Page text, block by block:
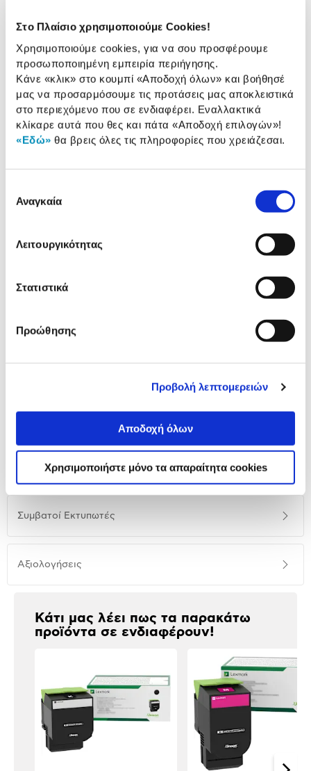
Στο Πλαίσιο χρησιμοποιούμε Cookies!
Χρησιμοποιούμε cookies, για να σου προσφέρουμε
προσωποποιημένη εμπειρία περιήγησης.
Κάνε «κλικ» στο κουμπί «Αποδοχή όλων» και βοήθησέ
μας να προσαρμόσουμε τις προτάσεις μας αποκλειστικά
στο περιεχόμενο που σε ενδιαφέρει. Εναλλακτικά
κλίκαρε αυτά που θες και πάτα «Αποδοχή επιλογών»!
«Εδώ» θα βρεις όλες τις πληροφορίες που χρειάζεσαι.
συγκατάθεσης
Αναγκαία
Λειτουργικότητας
Στατιστικά
Προώθησης
Προβολή λεπτομερειών
Αποδοχή όλων
Χρησιμοποιήστε μόνο τα απαραίτητα cookies
Toner Lexmark CS317 Black
119,00 €
Αναλυτική
Προδιαγραφές
προϊόντος
Χαρακτηριστικά
Συμβατοί Εκτυπωτές
Αξιολογήσεις
Κάτι μας λέει πως τα παρακάτω
προϊόντα σε ενδιαφέρουν!